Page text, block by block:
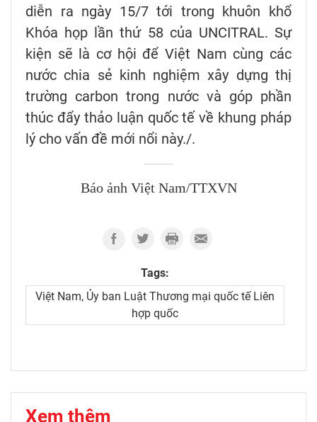
diễn ra ngày 15/7 tới trong khuôn khổ
Khóa họp lần thứ 58 của UNCITRAL. Sự
kiện sẽ là cơ hội để Việt Nam cùng các
nước chia sẻ kinh nghiệm xây dựng thị
trường carbon trong nước và góp phần
thúc đẩy thảo luận quốc tế về khung pháp
lý cho vấn đề mới nổi này./.
Báo ảnh Việt Nam/TTXVN
Tags:
Việt Nam, Ủy ban Luật Thương mại quốc tế Liên
hợp quốc
Xem thêm